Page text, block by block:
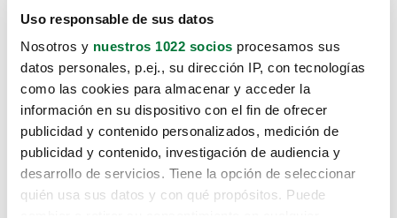
Uso responsable de sus datos
Nosotros y nuestros 1022 socios procesamos sus
datos personales, p.ej., su dirección IP, con tecnologías
como las cookies para almacenar y acceder la
información en su dispositivo con el fin de ofrecer
publicidad y contenido personalizados, medición de
publicidad y contenido, investigación de audiencia y
desarrollo de servicios. Tiene la opción de seleccionar
quién usa sus datos y con qué propósitos. Puede
Lo sentimos, no sabemos como
te hemos traido hasta aquí.
Pero puedes encontrar el coche que estás
buscando en alguno de estos enlaces: